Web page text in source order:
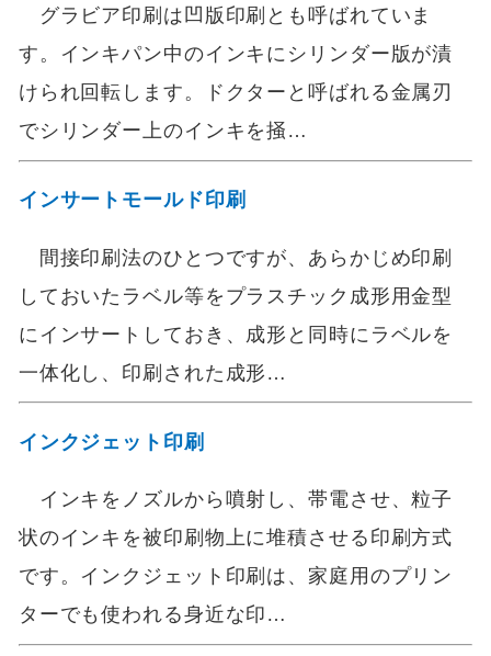
グラビア印刷は凹版印刷とも呼ばれていま
す。インキパン中のインキにシリンダー版が漬
けられ回転します。ドクターと呼ばれる金属刃
でシリンダー上のインキを掻…
インサートモールド印刷
間接印刷法のひとつですが、あらかじめ印刷
しておいたラベル等をプラスチック成形用金型
にインサートしておき、成形と同時にラベルを
一体化し、印刷された成形…
インクジェット印刷
インキをノズルから噴射し、帯電させ、粒子
状のインキを被印刷物上に堆積させる印刷方式
です。インクジェット印刷は、家庭用のプリン
ターでも使われる身近な印…